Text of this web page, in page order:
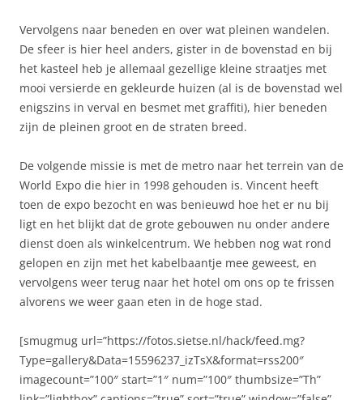
Vervolgens naar beneden en over wat pleinen wandelen.
De sfeer is hier heel anders, gister in de bovenstad en bij
het kasteel heb je allemaal gezellige kleine straatjes met
mooi versierde en gekleurde huizen (al is de bovenstad wel
enigszins in verval en besmet met graffiti), hier beneden
zijn de pleinen groot en de straten breed.
De volgende missie is met de metro naar het terrein van de
World Expo die hier in 1998 gehouden is. Vincent heeft
toen de expo bezocht en was benieuwd hoe het er nu bij
ligt en het blijkt dat de grote gebouwen nu onder andere
dienst doen als winkelcentrum. We hebben nog wat rond
gelopen en zijn met het kabelbaantje mee geweest, en
vervolgens weer terug naar het hotel om ons op te frissen
alvorens we weer gaan eten in de hoge stad.
[smugmug url=”https://fotos.sietse.nl/hack/feed.mg?
Type=gallery&Data=15596237_izTsX&format=rss200″
imagecount=”100″ start=”1″ num=”100″ thumbsize=”Th”